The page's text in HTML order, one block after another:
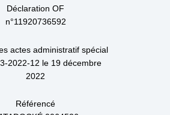
Déclaration OF
n°11920736592
actes administratif spécial
2022-12 le 19 décembre
2022
Référencé